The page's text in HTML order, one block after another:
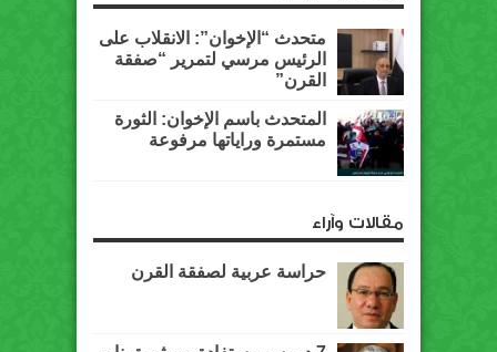
متحدث “الإخوان”: الانقلاب على
الرئيس مرسي لتمرير “صفقة
القرن”
المتحدث باسم الإخوان: الثورة
مستمرة وراياتها مرفوعة
مقالات وآراء
حراسة عربية لصفقة القرن